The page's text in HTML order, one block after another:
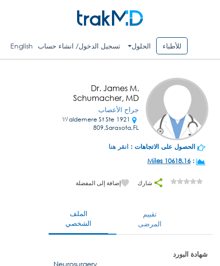
للأطباء الحلول تسجيل الدخول/ انشاء حساب English
Dr. James M.
Schumacher, MD
جراح الأعصاب
1921 Waldemere St Ste
809,Sarasota,FL
الحصول على الاتجاهات : انقر هنا
:
10618.16 Miles
شارك إضافة إلى المفضلة
الملف
الشخصي
تقييم
المرضى
شهادة البورد
Neurosurgery